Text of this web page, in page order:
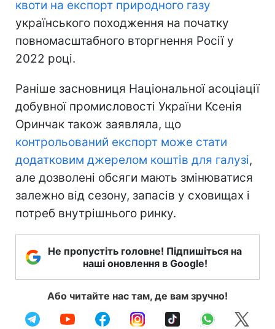
квоти на експорт природного газу
українського походження на початку
повномасштабного вторгнення Росії у
2022 році.
Раніше засновниця Національної асоціації
добувної промисловості України Ксенія
Оринчак також заявляла, що
контрольований експорт може стати
додатковим джерелом коштів для галузі,
але дозволені обсяги мають змінюватися
залежно від сезону, запасів у сховищах і
потреб внутрішнього ринку.
Не пропустіть головне! Підпишіться на
наші оновлення в Google!
Або читайте нас там, де вам зручно!